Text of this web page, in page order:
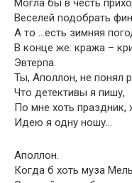
Могла бы в честь
Веселей подобрать
А то …есть зимняя
В конце же: кража –
Эвтерпа.
Ты, Аполлон, не понял
Что детективы я пишу,
По мне хоть праздник,
Идею я одну ношу…
Аполлон.
Когда б хоть муза